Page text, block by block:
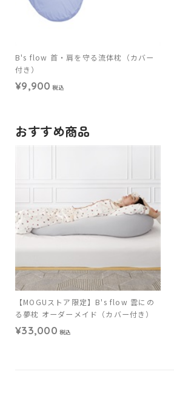
B's flow 首・肩を守る流体枕（カバー
付き）
¥9,900 税込
おすすめ商品
【MOGUストア限定】B's flow 雲にの
る夢枕 オーダーメイド（カバー付き）
¥33,000 税込